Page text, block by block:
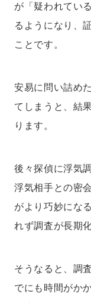
が「疑われてい
るようになり、
ことです。
安易に問い詰め
てしまうと、結
ります。
後々探偵に浮気
浮気相手との密
がより巧妙にな
れず調査が長期
そうなると、調
でにも時間がか